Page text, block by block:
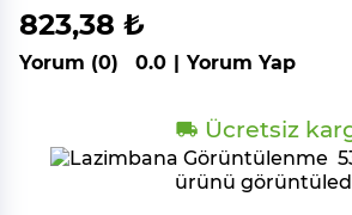
823,38 ₺
Yorum (0) 0.0 | Yorum Yap
Ücretsiz
ürünü